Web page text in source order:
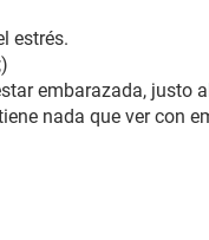
estrés.
embarazada, justo
nada que ver con